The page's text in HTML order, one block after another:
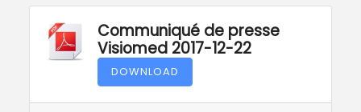
Communiqué de presse
Visiomed 2017-12-22
DOWNLOAD